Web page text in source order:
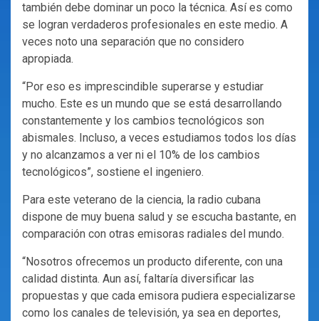
también debe dominar un poco la técnica. Así es como
se logran verdaderos profesionales en este medio. A
veces noto una separación que no considero
apropiada.
“Por eso es imprescindible superarse y estudiar
mucho. Este es un mundo que se está desarrollando
constantemente y los cambios tecnológicos son
abismales. Incluso, a veces estudiamos todos los días
y no alcanzamos a ver ni el 10% de los cambios
tecnológicos”, sostiene el ingeniero.
Para este veterano de la ciencia, la radio cubana
dispone de muy buena salud y se escucha bastante, en
comparación con otras emisoras radiales del mundo.
“Nosotros ofrecemos un producto diferente, con una
calidad distinta. Aun así, faltaría diversificar las
propuestas y que cada emisora pudiera especializarse
como los canales de televisión, ya sea en deportes,